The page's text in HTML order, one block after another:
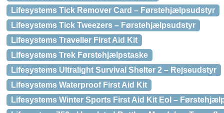
Lifesystems Tick Remover Card – Førstehjælpsudstyr
Lifesystems Tick Tweezers – Førstehjælpsudstyr
Lifesystems Traveller First Aid Kit
Lifesystems Trek Førstehjælpstaske
Lifesystems Ultralight Survival Shelter 2 – Rejseudstyr
Lifesystems Waterproof First Aid Kit
Lifesystems Winter Sports First Aid Kit Eol –